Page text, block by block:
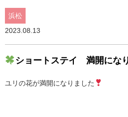
浜松
2023.08.13
ショートステイ 満開にな
ユリの花が満開になりました